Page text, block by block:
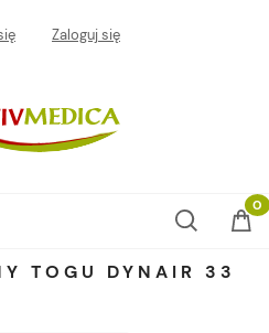
Zaloguj się
TOGU DYNAIR 33